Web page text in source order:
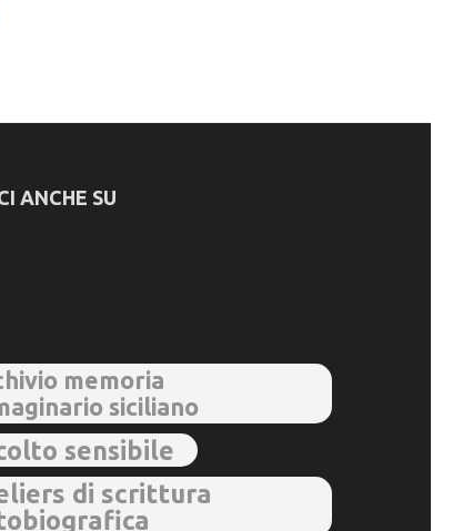
ANCHE SU
memoria
siciliano
sensibile
di scrittura